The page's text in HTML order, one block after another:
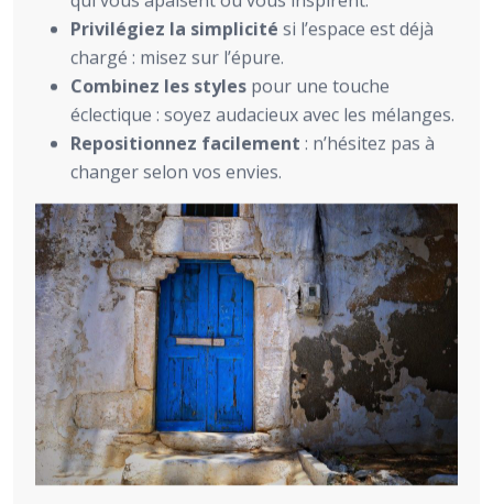
Privilégiez la simplicité si l’espace est déjà
chargé : misez sur l’épure.
Combinez les styles pour une touche
éclectique : soyez audacieux avec les mélanges.
Repositionnez facilement : n’hésitez pas à
changer selon vos envies.